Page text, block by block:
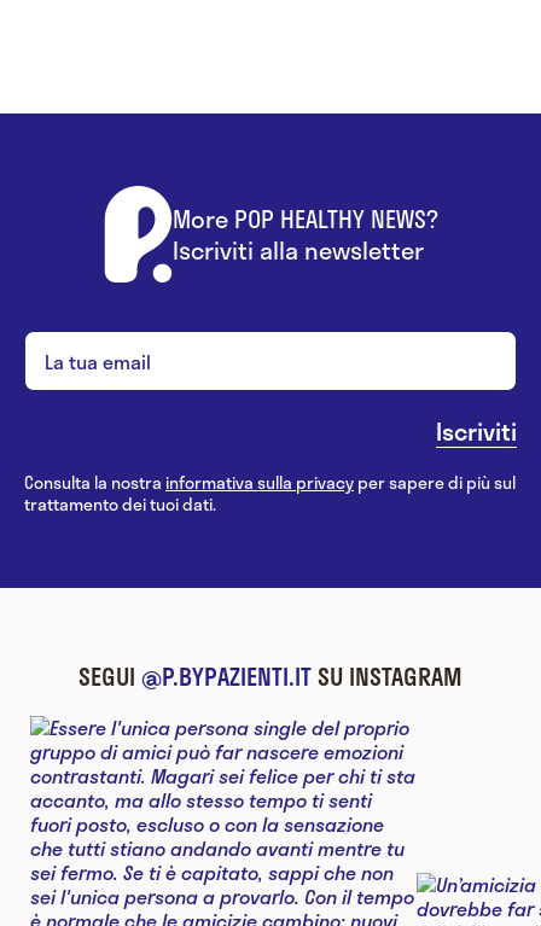
More POP HEALTHY NEWS?
Iscriviti alla newsletter
Consulta la nostra informativa sulla privacyper sapere di più sul
trattamento dei tuoi dati.
SEGUI @P.BYPAZIENTI.ITSU INSTAGRAM